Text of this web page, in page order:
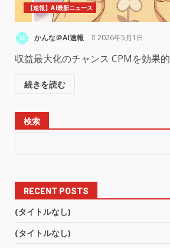
【速報】AI最新ニュース
かんな＠AI速報 2026年5月1日
収益最大化のチャンス CPMを効果的
続きを読む
検索
RECENT POSTS
(タイトルなし)
(タイトルなし)